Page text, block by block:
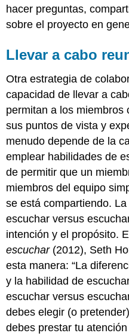
hacer preguntas,
sobre el proyecto en
Llevar a cabo
Otra estrategia de
capacidad de llevar a
permitan a los miembros
sus puntos de vista y
menudo depende de la
emplear habilidades de
de permitir que un
miembros del equipo
se está compartiendo.
escuchar versus
intención y el propósito.
escuchar(2012), Seth
esta manera: “La
y la habilidad de
escuchar versus
debes elegir (o
debes prestar tu